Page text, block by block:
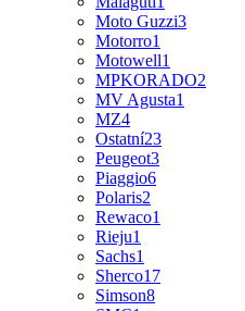
Moto Guzzi3
Motorro1
Motowell1
MPKORADO2
MV Agusta1
MZ4
Ostatní23
Peugeot3
Piaggio6
Polaris2
Rewaco1
Rieju1
Sachs1
Sherco17
Simson8